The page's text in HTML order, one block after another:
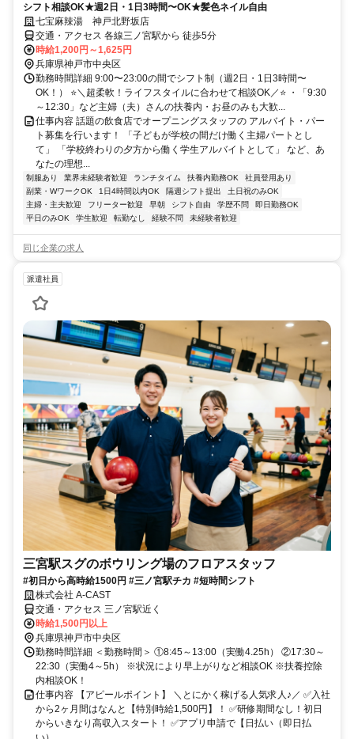
シフト相談OK★週2日・1日3時間〜OK★髪色ネイル自由
七宝麻辣湯 神戸北野坂店
交通・アクセス 各線三ノ宮駅から 徒歩5分
時給1,200円～1,625円
兵庫県神戸市中央区
勤務時間詳細 9:00〜23:00の間でシフト制（週2日・1日3時間〜
OK！） ⭐＼超柔軟！ライフスタイルに合わせて相談OK／⭐ ・「9:30
～12:30」など主婦（夫）さんの扶養内・お昼のみも大歓...
仕事内容 話題の飲食店でオープニングスタッフの アルバイト・パー
ト募集を行います！ 「子どもが学校の間だけ働く主婦パートとし
て」 「学校終わりの夕方から働く学生アルバイトとして」 など、あ
なたの理想...
制服あり 業界未経験者歓迎 ランチタイム 扶養内勤務OK
社員登用あり
副業・WワークOK
1日4時間以内OK 隔週シフト提出
土日祝のみOK
主婦・主夫歓迎
フリーター歓迎 早朝 シフト自由 学歴不問
即日勤務OK
平日のみOK
学生歓迎 転勤なし 経験不問 未経験者歓迎
同じ企業の求人
派遣社員
三宮駅スグのボウリング場のフロアスタッフ
#初日から高時給1500円 #三ノ宮駅チカ #短時間シフト
株式会社 A-CAST
交通・アクセス 三ノ宮駅近く
時給1,500円以上
兵庫県神戸市中央区
勤務時間詳細 ＜勤務時間＞ ①8:45～13:00（実働4.25h） ②17:30～
22:30（実働4～5h） ※状況により早上がりなど相談OK ※扶養控除
内相談OK！
仕事内容 【アピールポイント】 ＼とにかく稼げる人気求人♪／ ✅入社
から2ヶ月間はなんと【特別時給1,500円】！ ✅研修期間なし！初日
からいきなり高収入スタート！ ✅アプリ申請で【日払い（即日払